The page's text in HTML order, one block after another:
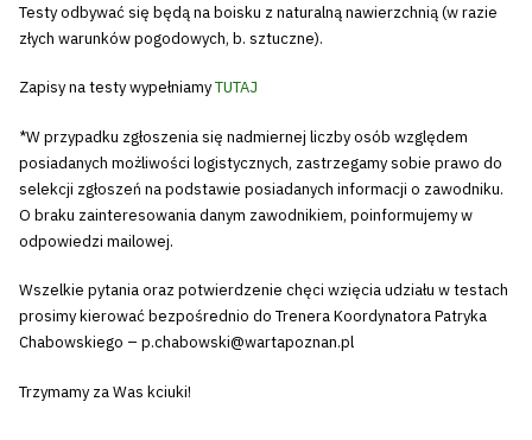
Testy odbywać się będą na boisku z naturalną nawierzchnią (w razie
złych warunków pogodowych, b. sztuczne).
Zapisy na testy wypełniamyTUTAJ
*W przypadku zgłoszenia się nadmiernej liczby osób względem
posiadanych możliwości logistycznych, zastrzegamy sobie prawo do
selekcji zgłoszeń na podstawie posiadanych informacji o zawodniku.
O braku zainteresowania danym zawodnikiem, poinformujemy w
odpowiedzi mailowej.
Wszelkie pytania oraz potwierdzenie chęci wzięcia udziału w testach
prosimy kierować bezpośrednio do Trenera Koordynatora Patryka
Chabowskiego – p.chabowski@wartapoznan.pl
Trzymamy za Was kciuki!